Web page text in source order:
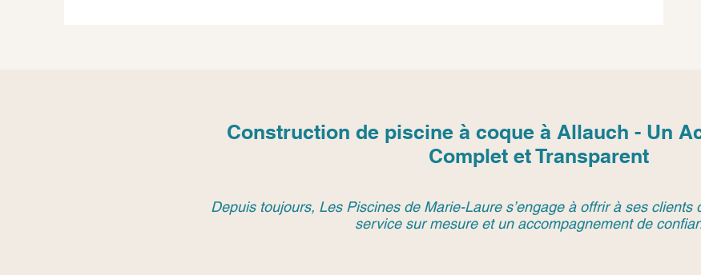
Construction de piscine à coque à Allauch - Un
Complet et Transparent
Depuis toujours, Les Piscines de Marie-Laure s’engage à offrir à ses clients
service sur mesure et un accompagnement de